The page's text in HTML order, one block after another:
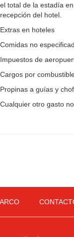
el total de la estadía
recepción del hotel.
Extras en hoteles
Comidas no
Impuestos de
Cargos por
Propinas a guías y
Cualquier otro gasto